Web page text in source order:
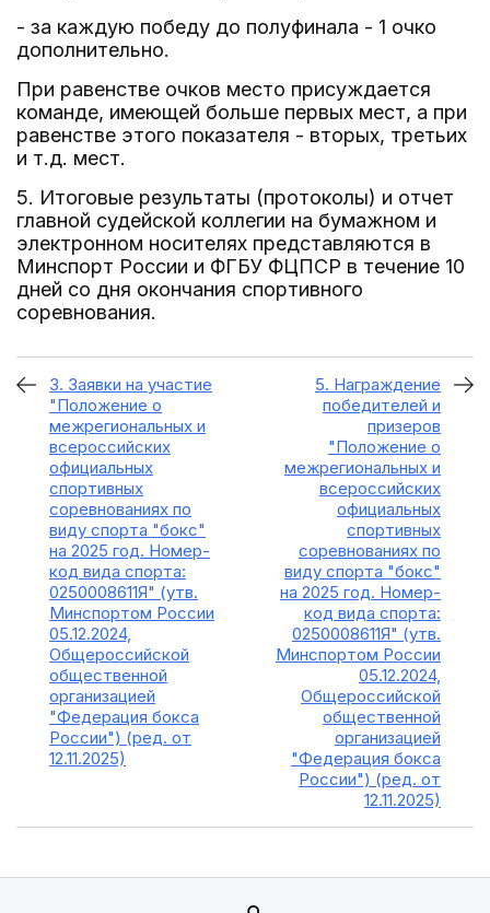
- за каждую победу до полуфинала - 1 очко
дополнительно.
При равенстве очков место присуждается
команде, имеющей больше первых мест, а при
равенстве этого показателя - вторых, третьих
и т.д. мест.
5. Итоговые результаты (протоколы) и отчет
главной судейской коллегии на бумажном и
электронном носителях представляются в
Минспорт России и ФГБУ ФЦПСР в течение 10
дней со дня окончания спортивного
соревнования.
3. Заявки на участие
"Положение о
межрегиональных и
всероссийских
официальных
спортивных
соревнованиях по
виду спорта "бокс"
на 2025 год. Номер-
код вида спорта:
0250008611Я" (утв.
Минспортом России
05.12.2024,
Общероссийской
общественной
организацией
"Федерация бокса
России") (ред. от
12.11.2025)
5. Награждение
победителей и
призеров
"Положение о
межрегиональных и
всероссийских
официальных
спортивных
соревнованиях по
виду спорта "бокс"
на 2025 год. Номер-
код вида спорта:
0250008611Я" (утв.
Минспортом России
05.12.2024,
Общероссийской
общественной
организацией
"Федерация бокса
России") (ред. от
12.11.2025)